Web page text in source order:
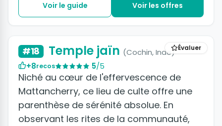
Voir le guide Voir les offres
Évaluer
#18 Temple jaïn (Cochin, Inde)
+8recos 5/5
Niché au cœur de l'effervescence de
Mattancherry, ce lieu de culte offre une
parenthèse de sérénité absolue. En
observant les rites de la communauté,